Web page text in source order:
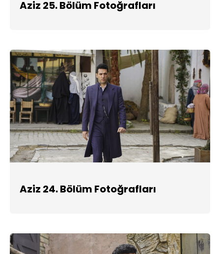
Aziz 25. Bölüm Fotoğrafları
Aziz 24. Bölüm Fotoğrafları